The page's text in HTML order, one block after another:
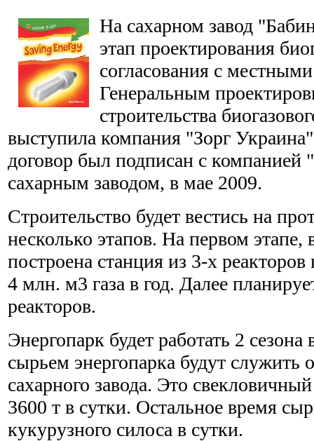
На сахарном завод
этап проектирования
согласования с
Генеральным
строительства
выступила компания "Зорг
договор был подписан с
сахарным заводом, в мае 2009.
Строительство будет вестись на
несколько этапов. На первом этапе,
построена станция из 3-х
4 млн. м3 газа в год. Далее
реакторов.
Энергопарк будет работать 2 сезона
сырьем энергопарка будут служить
сахарного завода. Это
3600 т в сутки. Остальное время
кукурузного силоса в сутки.